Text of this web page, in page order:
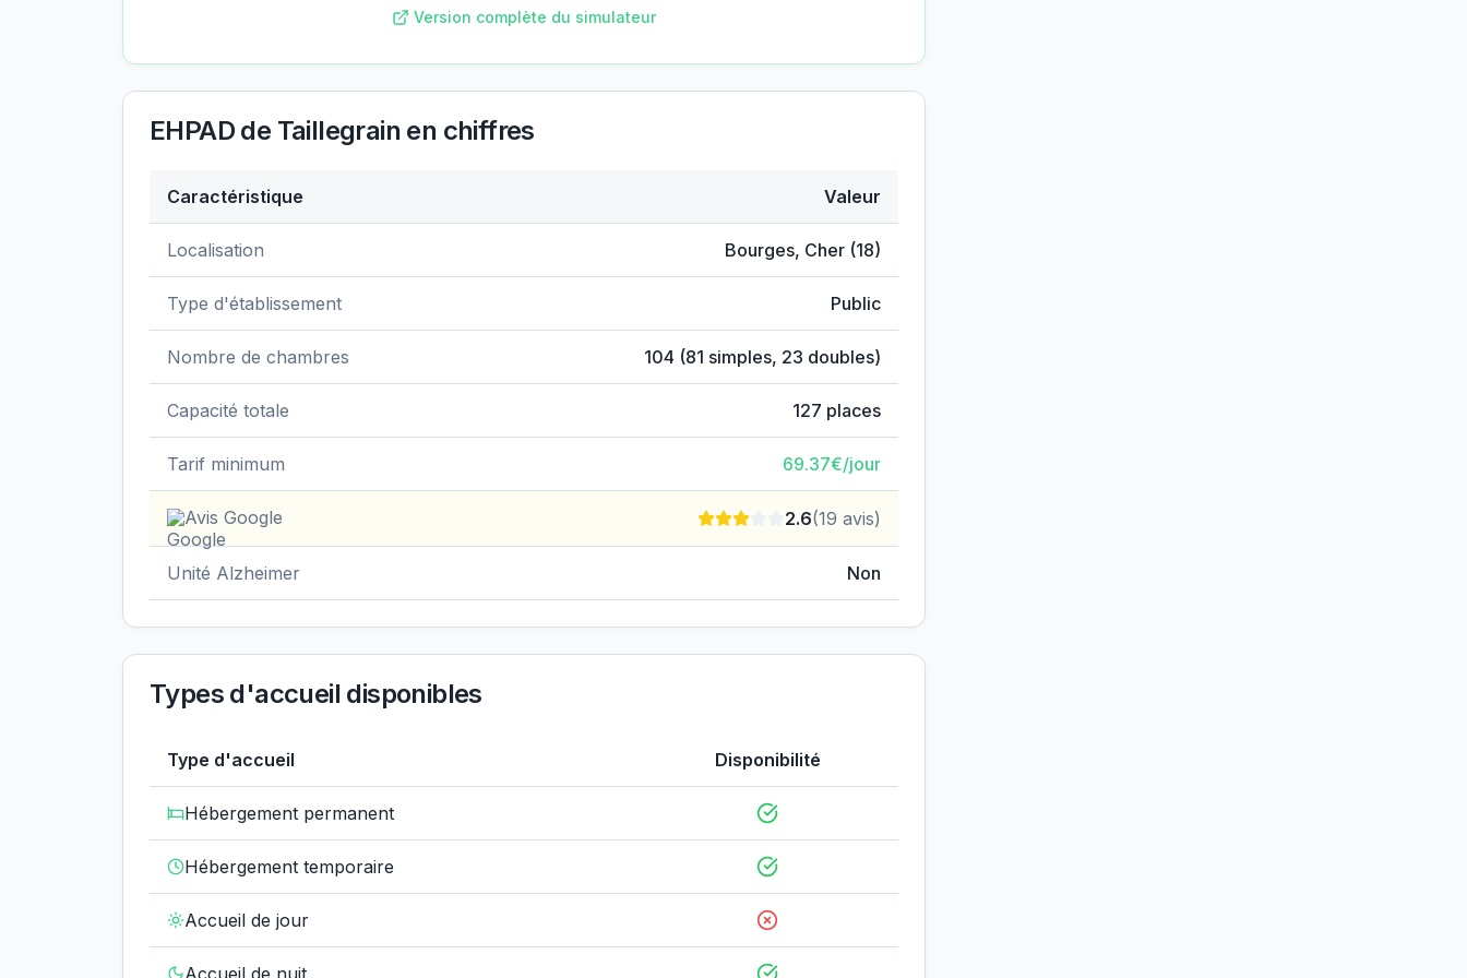
Version complète du simulateur
EHPAD de Taillegrain en chiffres
Caractéristique Valeur
Localisation Bourges, Cher (18)
Type d'établissement Public
Nombre de chambres 104 (81 simples, 23 doubles)
Capacité totale 127 places
Tarif minimum 69.37€/jour
Avis Google 2.6(19 avis)
Unité Alzheimer Non
Types d'accueil disponibles
Type d'accueil Disponibilité
Hébergement permanent
Hébergement temporaire
Accueil de jour
Accueil de nuit